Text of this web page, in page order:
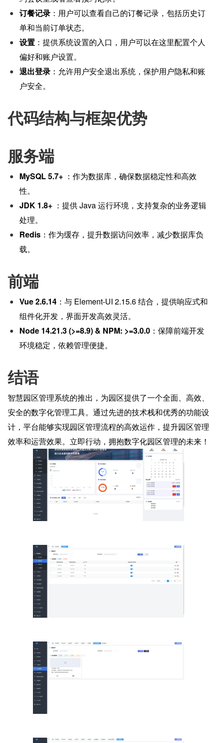
订餐记录 ：用户可以查看自己的订餐记录，包括历史订
单和当前订单状态。
设置 ：提供系统设置的入口，用户可以在这里配置个人
偏好和账户设置。
退出登录 ：允许用户安全退出系统，保护用户隐私和账
户安全。
代码结构与框架优势
服务端
MySQL 5.7+ ：作为数据库，确保数据稳定性和高效
性。
JDK 1.8+ ：提供 Java 运行环境，支持复杂的业务逻辑
处理。
Redis ：作为缓存，提升数据访问效率，减少数据库负
载。
前端
Vue 2.6.14 ：与 Element-UI 2.15.6 结合，提供响应式和
组件化开发，界面开发高效灵活。
Node 14.21.3 (>=8.9) & NPM: >=3.0.0 ：保障前端开发
环境稳定，依赖管理便捷。
结语
智慧园区管理系统的推出，为园区提供了一个全面、高效、
安全的数字化管理工具。通过先进的技术栈和优秀的功能设
计，平台能够实现园区管理流程的高效运作，提升园区管理
效率和运营效果。立即行动，拥抱数字化园区管理的未来！